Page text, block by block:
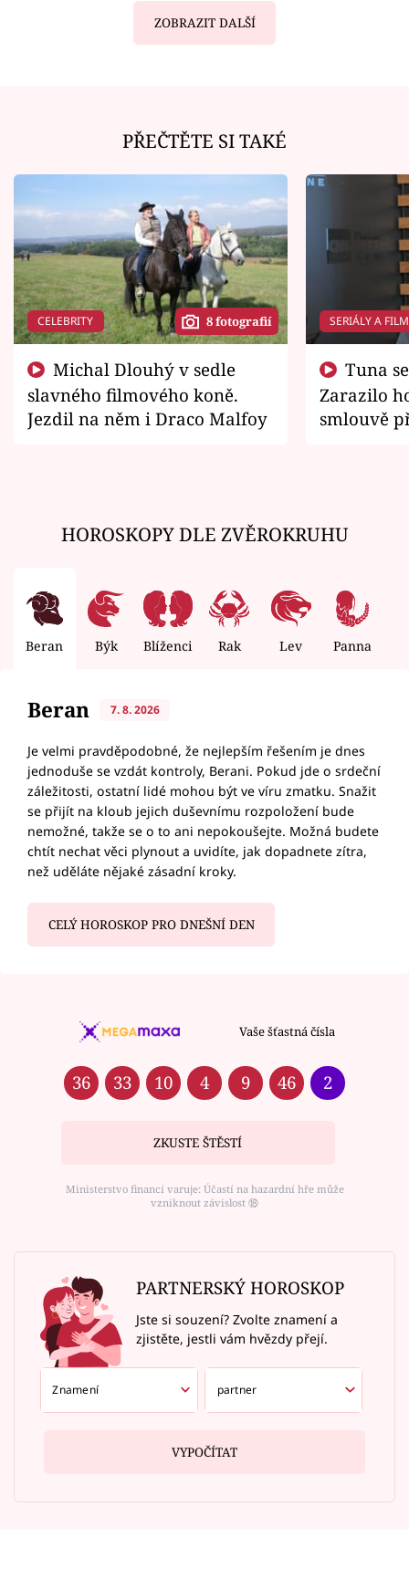
ZOBRAZIT DALŠÍ
PŘEČTĚTE SI TAKÉ
CELEBRITY 8 fotografií
slavného filmového koně.
Jezdil na něm i Draco Malfoy
SERIÁLY A
Zarazilo
smlouvě
HOROSKOPY DLE ZVĚROKRUHU
Beran Býk Blíženci Rak Lev Panna
Beran 7. 8. 2026
Je velmi pravděpodobné, že nejlepším řešením je dnes
jednoduše se vzdát kontroly, Berani. Pokud jde o srdeční
záležitosti, ostatní lidé mohou být ve víru zmatku. Snažit
se přijít na kloub jejich duševnímu rozpoložení bude
nemožné, takže se o to ani nepokoušejte. Možná budete
chtít nechat věci plynout a uvidíte, jak dopadnete zítra,
než uděláte nějaké zásadní kroky.
CELÝ HOROSKOP PRO DNEŠNÍ DEN
Vaše šťastná čísla
36 33 10 4 9 46 2
ZKUSTE ŠTĚSTÍ
Ministerstvo financí varuje: Účastí na hazardní hře může
vzniknout závislost ⑱
PARTNERSKÝ HOROSKOP
Jste si souzení? Zvolte znamení a
zjistěte, jestli vám hvězdy přejí.
VYPOČÍTAT